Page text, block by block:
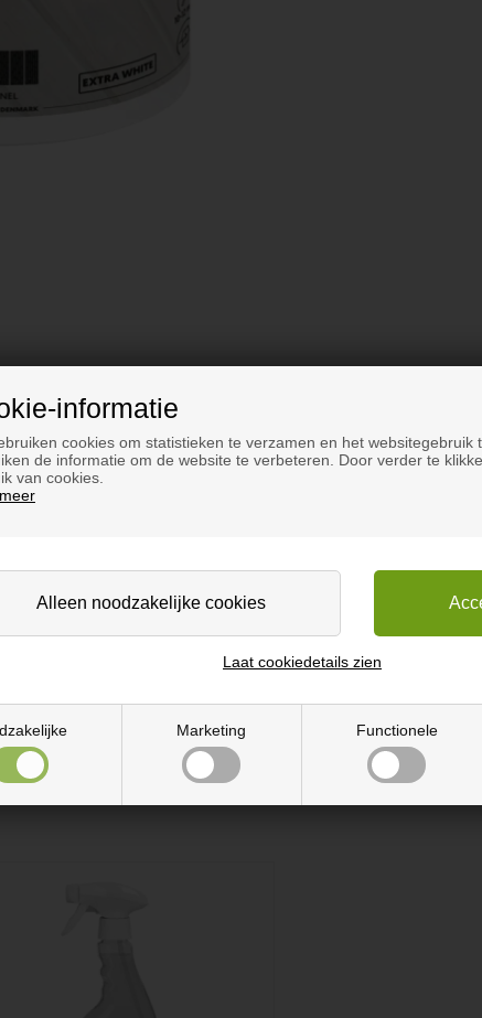
informatie
cookies om statistieken te verzamen en het websitegebruik
de informatie om de website te verbeteren. Door verder te
van cookies.
Marketing Functionele
Laat cookiedetails zien
gebruikt om vergeeld houtwerk, zoals plafond- en
houtwerk, zoals plafond- en muurpanelen op te lichten.
hout
penseel voor profielen en randen. Gebruik een plastic